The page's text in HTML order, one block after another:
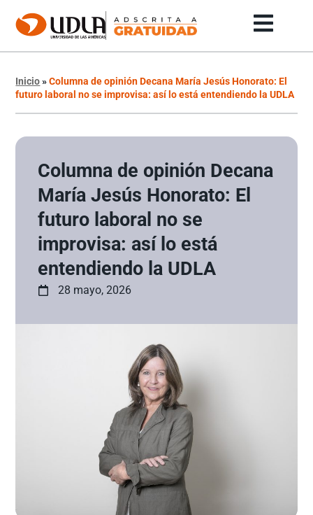
Inicio»Columna de opinión Decana María Jesús Honorato: El
futuro laboral no se improvisa: así lo está entendiendo la UDLA
Columna de opinión Decana
María Jesús Honorato: El
futuro laboral no se
improvisa: así lo está
entendiendo la UDLA
28 mayo, 2026